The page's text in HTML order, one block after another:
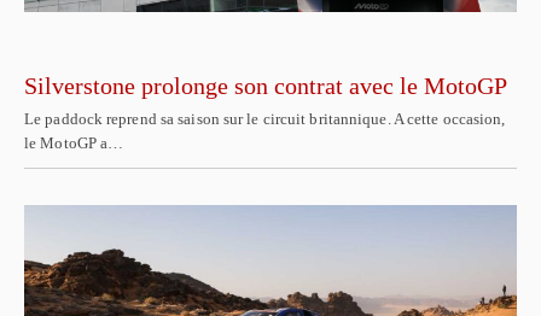
Silverstone prolonge son contrat avec le MotoGP
Le paddock reprend sa saison sur le circuit britannique. A cette occasion,
le MotoGP a…